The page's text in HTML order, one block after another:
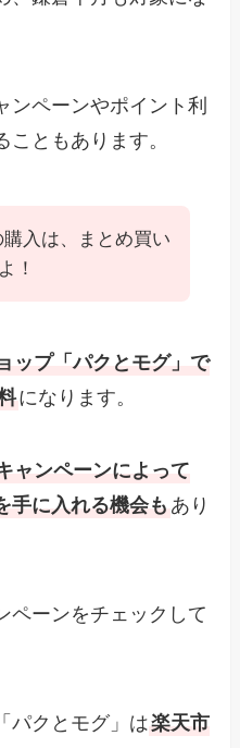
ンペーンやポイント利
ともあります。
入は、まとめ買い
！
ップ「パクとモグ」で
になります。
ャンペーンによって
手に入れる機会も あり
ペーンをチェックして
パクとモグ」は楽天市